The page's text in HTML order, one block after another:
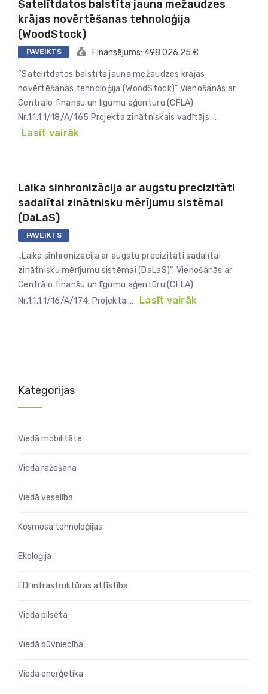
Satelītdatos balstīta jauna mežaudzes
krājas novērtēšanas tehnoloģija
(WoodStock)
PAVEIKTS Finansējums: 498 026.25 €
“Satelītdatos balstīta jauna mežaudzes krājas
novērtēšanas tehnoloģija (WoodStock)” Vienošanās ar
Centrālo finanšu un līgumu aģentūru (CFLA)
Nr.1.1.1.1/18/A/165 Projekta zinātniskais vadītājs …
Lasīt vairāk
Laika sinhronizācija ar augstu precizitāti
sadalītai zinātnisku mērījumu sistēmai
(DaLaS)
PAVEIKTS
„Laika sinhronizācija ar augstu precizitāti sadalītai
zinātnisku mērījumu sistēmai (DaLaS)”. Vienošanās ar
Centrālo finanšu un līgumu aģentūru (CFLA)
Nr.1.1.1.1/16/A/174. Projekta …
Lasīt vairāk
Kategorijas
Viedā mobilitāte
Viedā ražošana
Viedā veselība
Kosmosa tehnoloģijas
Ekoloģija
EDI infrastruktūras attīstība
Viedā pilsēta
Viedā būvniecība
Viedā enerģētika